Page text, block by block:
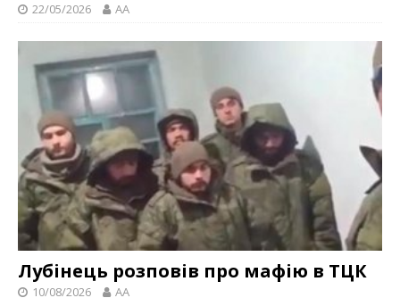
22/05/2026 AA
Лубінець розповів про мафію в ТЦК
10/08/2026 AA